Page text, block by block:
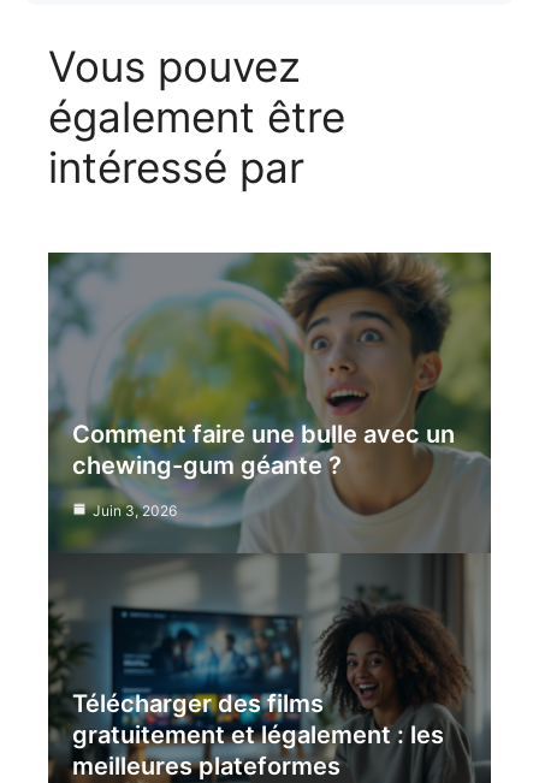
Vous pouvez
également être
intéressé par
Comment faire une bulle avec un
chewing-gum géante ?
Juin 3, 2026
Télécharger des films
gratuitement et légalement : les
meilleures plateformes